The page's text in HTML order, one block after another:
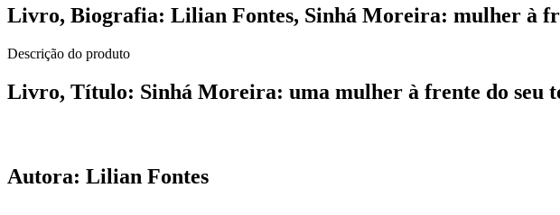
Livro, Biografia: Lilian Fontes, Sinhá Moreira: mulher à
Descrição do produto
Livro, Título: Sinhá Moreira: uma mulher à frente do seu
Autora: Lilian Fontes